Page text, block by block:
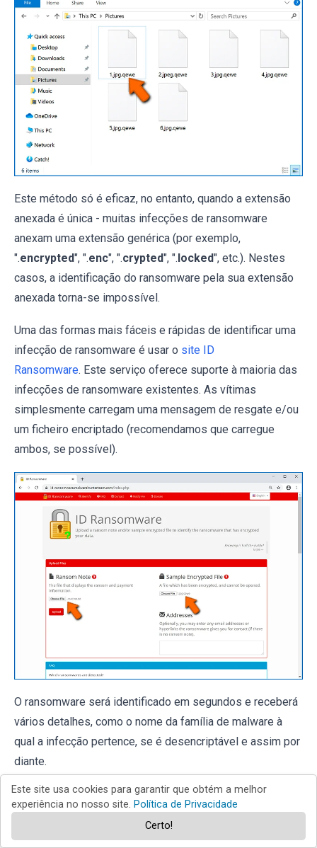
Este método só é eficaz, no entanto, quando a extensão
anexada é única - muitas infecções de ransomware
anexam uma extensão genérica (por exemplo,
".encrypted", ".enc", ".crypted", ".locked", etc.). Nestes
casos, a identificação do ransomware pela sua extensão
anexada torna-se impossível.
Uma das formas mais fáceis e rápidas de identificar uma
infecção de ransomware é usar o site ID
Ransomware. Este serviço oferece suporte à maioria das
infecções de ransomware existentes. As vítimas
simplesmente carregam uma mensagem de resgate e/ou
um ficheiro encriptado (recomendamos que carregue
ambos, se possível).
O ransomware será identificado em segundos e receberá
vários detalhes, como o nome da família de malware à
qual a infecção pertence, se é desencriptável e assim por
diante.
Exemplo 1 (ransomware Qewe [Stop/Djvu]):
Este site usa cookies para garantir que obtém a melhor
experiência no nosso site. Política de Privacidade
Certo!